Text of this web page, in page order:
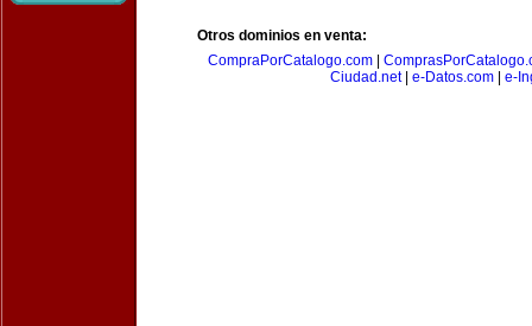
Otros dominios en venta:
CompraPorCatalogo.com|
Ciudad.net| e-Datos.com| e-